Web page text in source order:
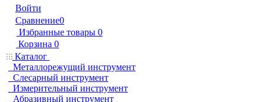
Войти
Сравнение0
Избранные товары 0
Корзина 0
Каталог
Металлорежущий инструмент
Слесарный инструмент
Измерительный инструмент
Абразивный инструмент